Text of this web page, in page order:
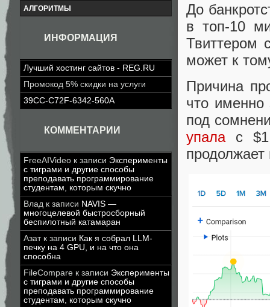
АЛГОРИТМЫ
ИНФОРМАЦИЯ
Лучший хостинг сайтов - REG.RU
Промокод 5% скидки на услуги
39CC-C72F-6342-560A
КОММЕНТАРИИ
FreeAIVideo к записи Эксперименты
с тиграми и другие способы
преподавать программирование
студентам, которым скучно
Влад к записи NAVIS —
многоцелевой быстросборный
беспилотный катамаран
Азатк записи Как я собрал LLM-
печку на 4 GPU, и на что она
способна
FileCompare к записи Эксперименты
с тиграми и другие способы
преподавать программирование
студентам, которым скучно
До
в топ-10
Твиттером
может к
Причина
что
под
упалас
продолжает